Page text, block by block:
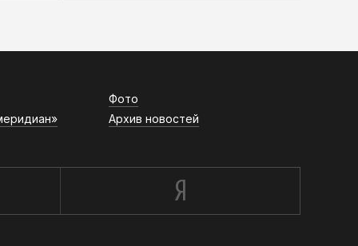
Фото
Архив новостей